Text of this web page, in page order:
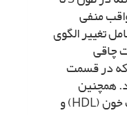
منفى
تغییر الگوى
چاقى
که در قسمت
همچنین
کاهش سطح کلسترول خوب خون (HDL) و